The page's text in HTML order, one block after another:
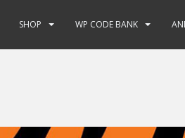
SHOP WP CODE BANK